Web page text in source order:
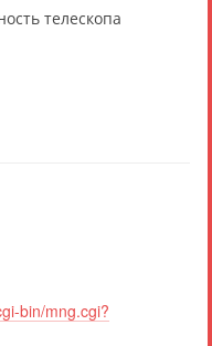
телескопа
bin/mng.cgi?